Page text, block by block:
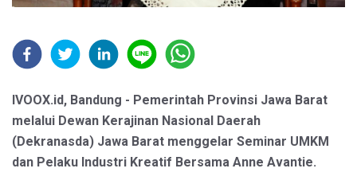
IVOOX.id, Bandung - Pemerintah Provinsi Jawa Barat
melalui Dewan Kerajinan Nasional Daerah
(Dekranasda) Jawa Barat menggelar Seminar UMKM
dan Pelaku Industri Kreatif Bersama Anne Avantie.